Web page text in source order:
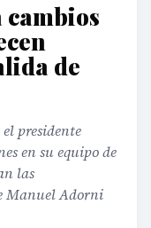
de
presidente
en su equipo de
las
Manuel Adorni